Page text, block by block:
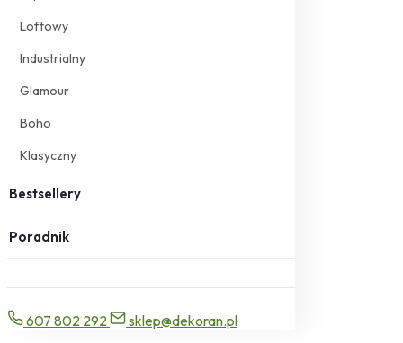
Loftowy
Industrialny
Glamour
Boho
Klasyczny
Bestsellery
Poradnik
607 802 292
sklep@dekoran.pl